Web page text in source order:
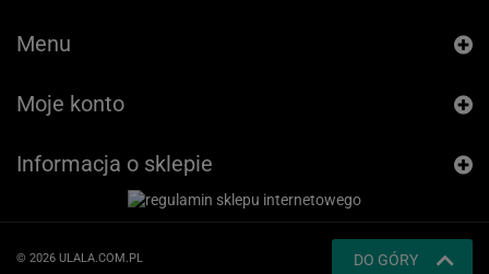
Menu
Moje konto
Informacja o sklepie
© 2026 ULALA.COM.PL DO GÓRY